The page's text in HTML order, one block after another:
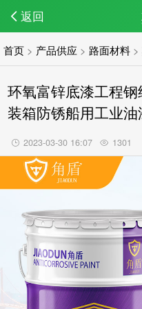
返回
首页 > 产品供应 > 路面材料 >
环氧富锌底漆工程
装箱防锈船用工业油
2023-03-30 16:07 1301